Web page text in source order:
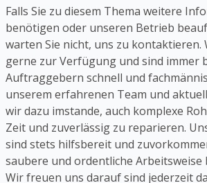
Falls Sie zu diesem Thema weitere
benötigen oder unseren Betrieb
warten Sie nicht, uns zu kontaktieren.
gerne zur Verfügung und sind immer
Auftraggebern schnell und
unserem erfahrenen Team und
wir dazu imstande, auch komplexe
Zeit und zuverlässig zu reparieren.
sind stets hilfsbereit und
saubere und ordentliche Arbeitsweise
Wir freuen uns darauf sind jederzeit